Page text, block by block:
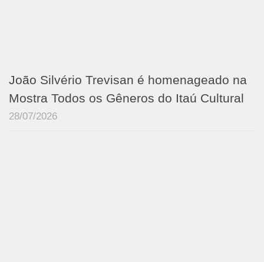
João Silvério Trevisan é homenageado na
Mostra Todos os Gêneros do Itaú Cultural
28/07/2026